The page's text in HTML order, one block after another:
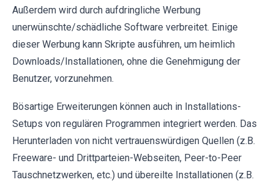
Außerdem wird durch aufdringliche Werbung
unerwünschte/schädliche Software verbreitet. Einige
dieser Werbung kann Skripte ausführen, um heimlich
Downloads/Installationen, ohne die Genehmigung der
Benutzer, vorzunehmen.
Bösartige Erweiterungen können auch in Installations-
Setups von regulären Programmen integriert werden. Das
Herunterladen von nicht vertrauenswürdigen Quellen (z.B.
Freeware- und Drittparteien-Webseiten, Peer-to-Peer
Tauschnetzwerken, etc.) und übereilte Installationen (z.B.